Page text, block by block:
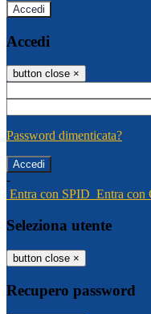
Accedi
Accedi
button close ×
Password dimenticata?
-
Entra con SPID Entra con
Seleziona utente
button close ×
Recupero password